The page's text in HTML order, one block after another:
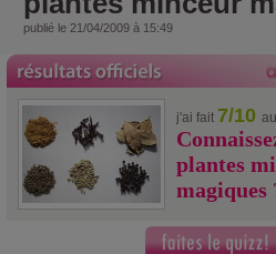
publié le 21/04/2009 à 15:49
j'ai fait 7/10
plantes
magiques